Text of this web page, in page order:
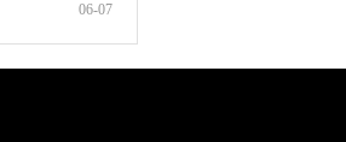
06-07